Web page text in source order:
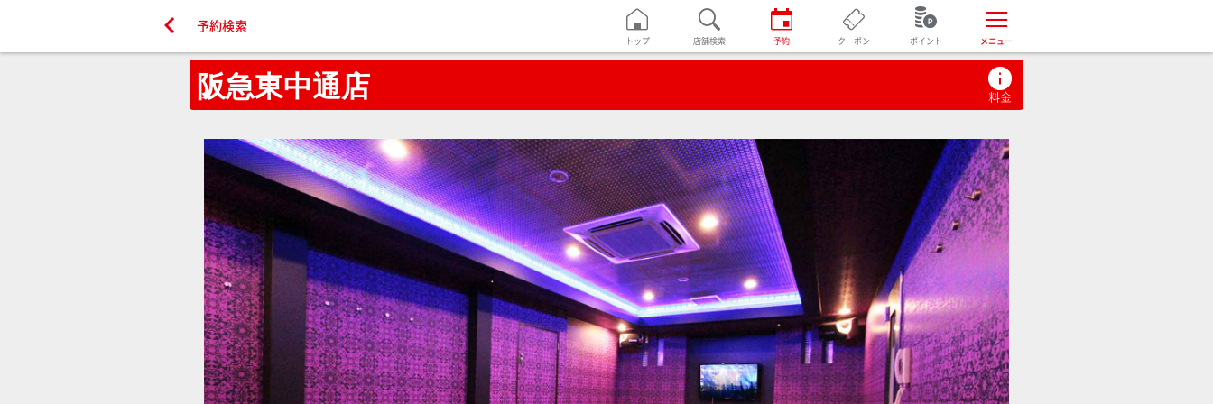
 予約検索
トップ 店舗検索 予約 クーポン ポイント メニュー
阪急東中通店